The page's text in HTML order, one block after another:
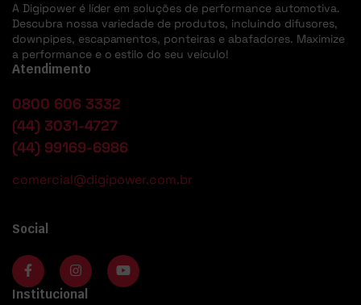
A Digipower é líder em soluções de performance automotiva.
Descubra nossa variedade de produtos, incluindo difusores,
downpipes, escapamentos, ponteiras e abafadores. Maximize
a performance e o estilo do seu veículo!
Atendimento
0800 606 3332
(44) 3031-4727
(44) 99169-6986
comercial@digipower.com.br
Social
Institucional